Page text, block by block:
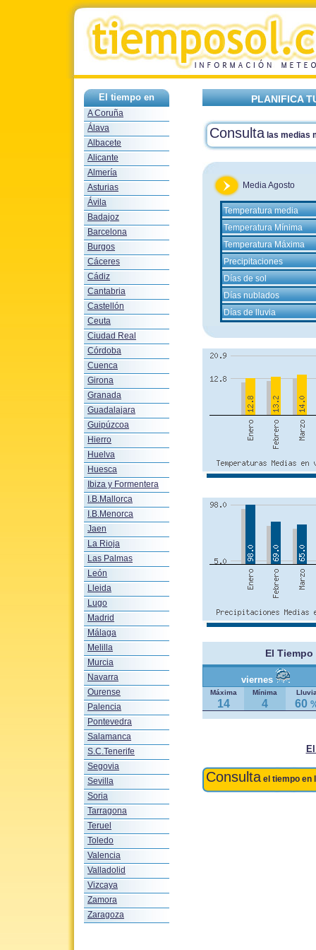
El tiempo en
A Coruña
Álava
Albacete
Alicante
Almería
Asturias
Ávila
Badajoz
Barcelona
Burgos
Cáceres
Cádiz
Cantabria
Castellón
Ceuta
Ciudad Real
Córdoba
Cuenca
Girona
Granada
Guadalajara
Guipúzcoa
Hierro
Huelva
Huesca
Ibiza y Formentera
I.B.Mallorca
I.B.Menorca
Jaen
La Rioja
Las Palmas
León
Lleida
Lugo
Madrid
Málaga
Melilla
Murcia
Navarra
Ourense
Palencia
Pontevedra
Salamanca
S.C.Tenerife
Segovia
Sevilla
Soria
Tarragona
Teruel
Toledo
Valencia
Valladolid
Vizcaya
Zamora
Zaragoza
PLANIFICA
Consulta las medias
Media Agosto
Temperatura media
Temperatura Mínima
Temperatura Máxima
Precipitaciones
Días de sol
Días nublados
Días de lluvia
El Tiempo
viernes
Máxima Mínima
14 4 60
Consulta el tiempo en